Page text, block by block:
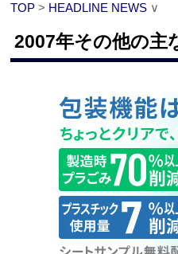
TOP > HEADLINE NEWS ∨
2007年その他の主